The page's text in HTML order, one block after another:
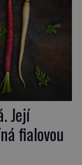
Její
fialovou